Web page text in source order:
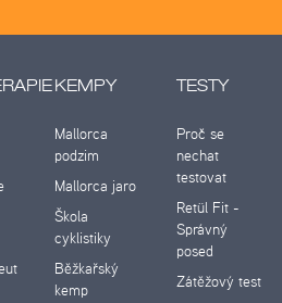
KEMPY
Mallorca
podzim
Mallorca jaro
Škola
cyklistiky
Běžkařský
kemp
TESTY
Proč se
nechat
testovat
Retül Fit -
Správný
posed
Zátěžový test